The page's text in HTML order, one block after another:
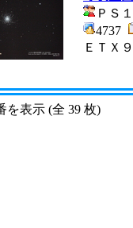
ＰＳ
4737
ＥＴＸ
を表示 (全 39 枚)